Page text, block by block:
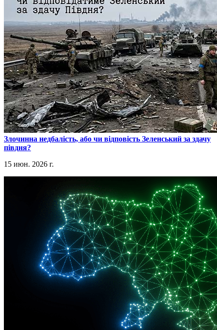
​Злочинна недбалість, або чи відповість Зеленський за здачу
півдня?
15 июн. 2026 г.